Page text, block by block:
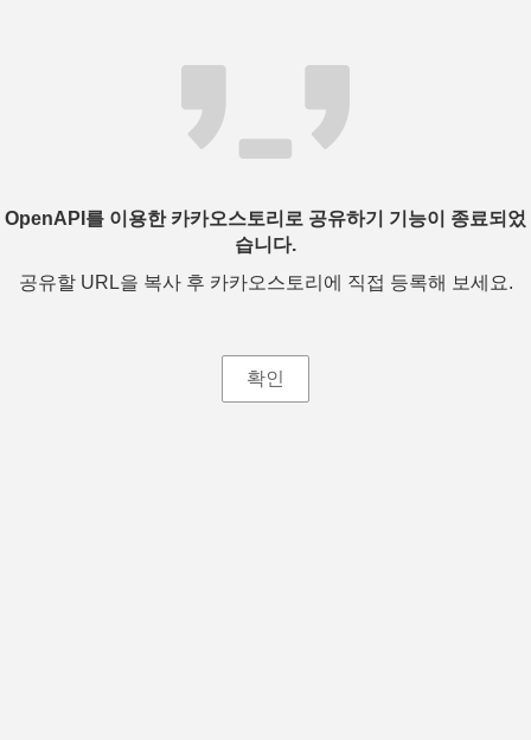
OpenAPI를 이용한 카카오스토리로 공유하기 기능이 종료되었
습니다.
공유할 URL을 복사 후 카카오스토리에 직접 등록해 보세요.
확인